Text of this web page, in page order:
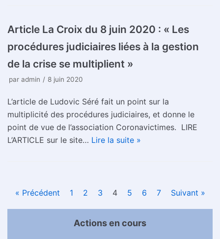
Article La Croix du 8 juin 2020 : « Les
procédures judiciaires liées à la gestion
de la crise se multiplient »
par admin 8 juin 2020
L’article de Ludovic Séré fait un point sur la
multiplicité des procédures judiciaires, et donne le
point de vue de l’association Coronavictimes. LIRE
L’ARTICLE sur le site… Lire la suite »
« Précédent 1 2 3 4 5 6 7 Suivant »
Actions en cours